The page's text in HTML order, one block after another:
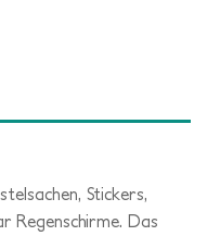
Stickers,
Regenschirme. Das